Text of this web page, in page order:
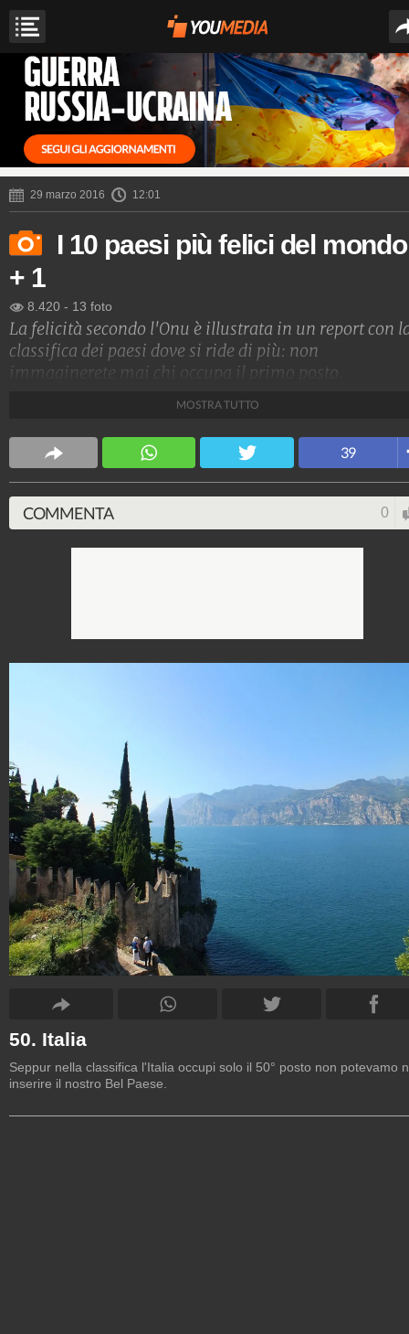
29 marzo 2016 12:01
I 10 paesi più felici del mondo
+ 1
8.420 - 13 foto
La felicità secondo l'Onu è illustrata in un report con
classifica dei paesi dove si ride di più: non
immaginerete mai chi occupa il primo posto.
MOSTRA TUTTO
39
COMMENTA 0
50. Italia
Seppur nella classifica l'Italia occupi solo il 50° posto non potevamo
inserire il nostro Bel Paese.